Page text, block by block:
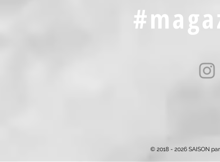
© 2018 - 2026 SAISON